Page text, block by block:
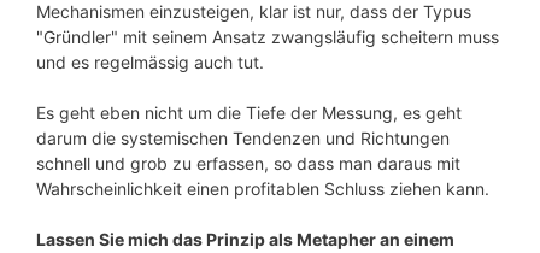
Mechanismen einzusteigen, klar ist nur, dass der Typus
"Gründler" mit seinem Ansatz zwangsläufig scheitern muss
und es regelmässig auch tut.
Es geht eben nicht um die Tiefe der Messung, es geht
darum die systemischen Tendenzen und Richtungen
schnell und grob zu erfassen, so dass man daraus mit
Wahrscheinlichkeit einen profitablen Schluss ziehen kann.
Lassen Sie mich das Prinzip als Metapher an einem